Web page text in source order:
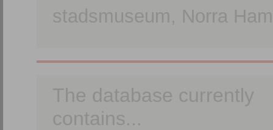
stadsmuseum, Norra
The database currently
contains...